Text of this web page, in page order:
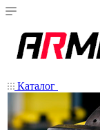
Каталог